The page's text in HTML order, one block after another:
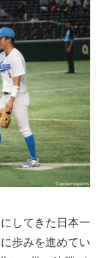
してきた日本一
歩みを進めてい